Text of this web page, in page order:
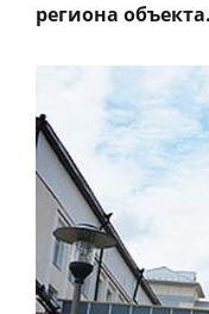
региона объекта.